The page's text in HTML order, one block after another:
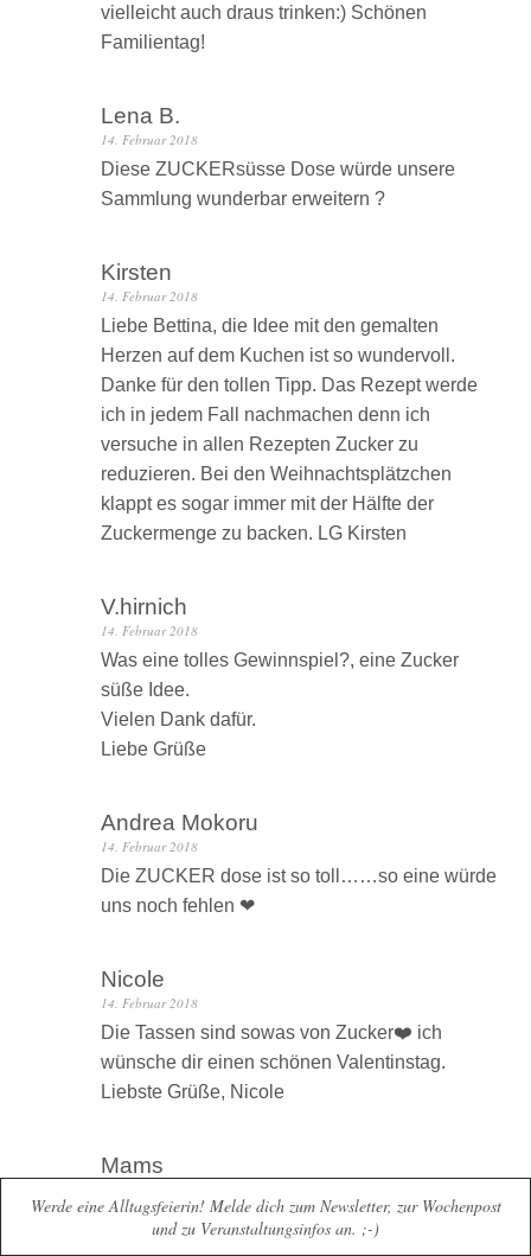
vielleicht auch draus trinken:) Schönen
Familientag!
Lena B.
14. Februar 2018
Diese ZUCKERsüsse Dose würde unsere
Sammlung wunderbar erweitern ?
Kirsten
14. Februar 2018
Liebe Bettina, die Idee mit den gemalten
Herzen auf dem Kuchen ist so wundervoll.
Danke für den tollen Tipp. Das Rezept werde
ich in jedem Fall nachmachen denn ich
versuche in allen Rezepten Zucker zu
reduzieren. Bei den Weihnachtsplätzchen
klappt es sogar immer mit der Hälfte der
Zuckermenge zu backen. LG Kirsten
V.hirnich
14. Februar 2018
Was eine tolles Gewinnspiel?, eine Zucker
süße Idee.
Vielen Dank dafür.
Liebe Grüße
Andrea Mokoru
14. Februar 2018
Die ZUCKER dose ist so toll……so eine würde
uns noch fehlen ❤
Nicole
14. Februar 2018
Die Tassen sind sowas von Zucker❤️ ich
wünsche dir einen schönen Valentinstag.
Liebste Grüße, Nicole
Mams
Heut kann ich es nochmal sagen !!Z U C K E
Werde eine Alltagsfeierin! Melde dich zum Newsletter, zur Wochenpost
und zu Veranstaltungsinfos an. ;-)